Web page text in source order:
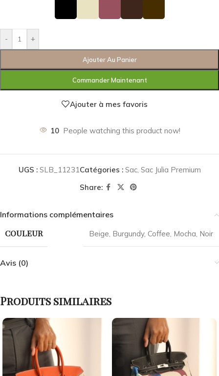
- +
Ajouter Au Panier
Commander Maintenant
Ajouter à mes favoris
10 People watching this product now!
UGS : SLB_11231Catégories : Sac, Sac Julia Premium
Share:
Informations complémentaires
COULEUR Beige, Burgundy, Coffee, Mocha, Noir
Avis (0)
Produits similaires